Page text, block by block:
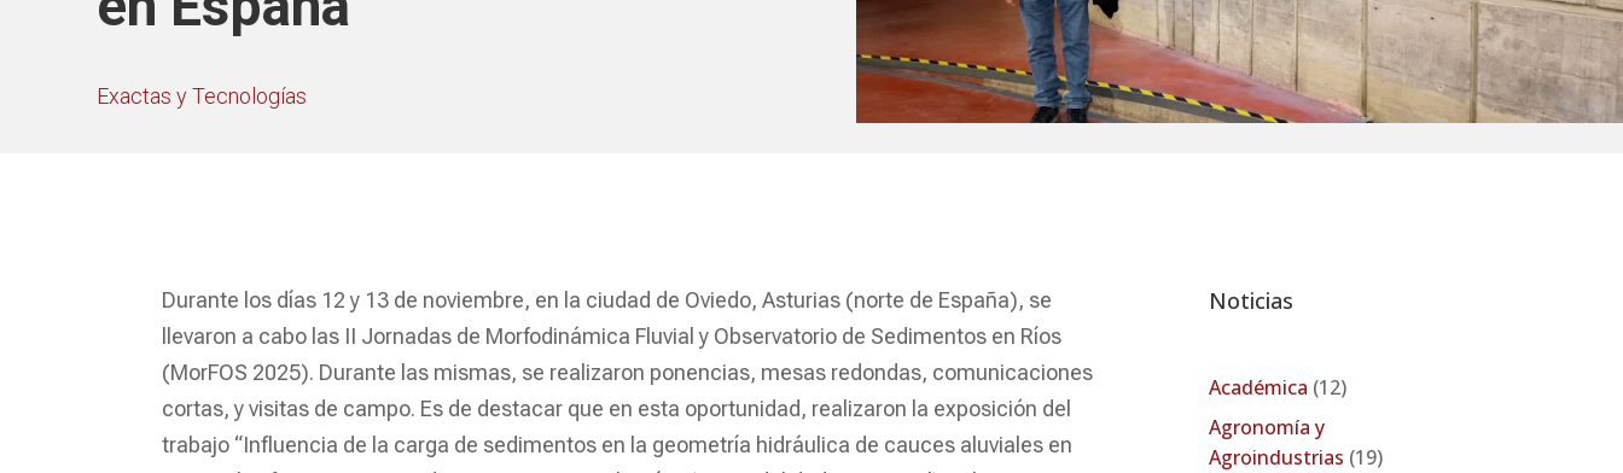
Exactas y Tecnologías
Durante los días 12 y 13 de noviembre, en la ciudad de Oviedo, Asturias (norte de España), se
llevaron a cabo las II Jornadas de Morfodinámica Fluvial y Observatorio de Sedimentos en Ríos
(MorFOS 2025). Durante las mismas, se realizaron ponencias, mesas redondas, comunicaciones
cortas, y visitas de campo. Es de destacar que en esta oportunidad, realizaron la exposición del
trabajo “Influencia de la carga de sedimentos en la geometría hidráulica de cauces aluviales en
Noticias
Académica (12)
Agronomía y
Agroindustrias (19)